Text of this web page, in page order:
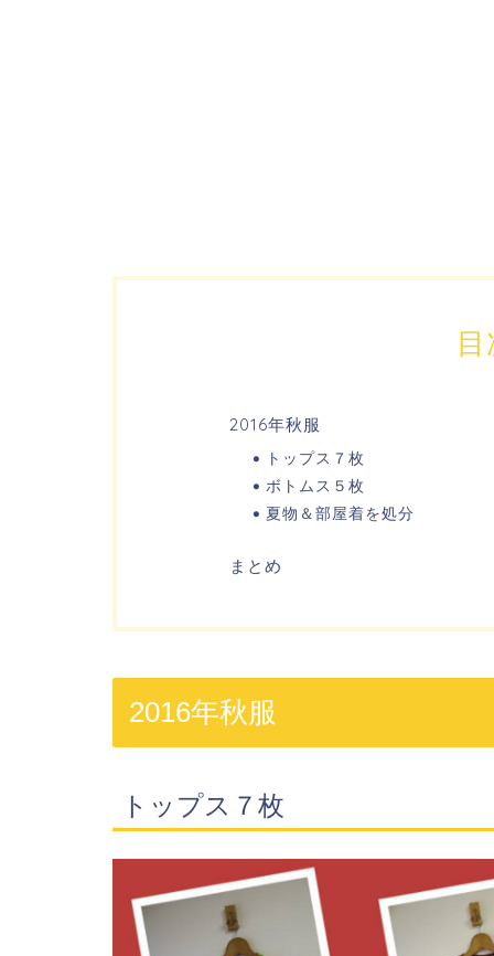
2016年秋服
トップス７枚
ボトムス５枚
夏物＆部屋着を処分
まとめ
2016年秋服
トップス７枚